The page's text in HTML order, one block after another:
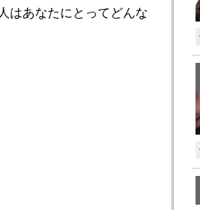
はあなたにとってどんな